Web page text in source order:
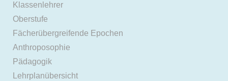
Klassenlehrer
Oberstufe
Fächerübergreifende Epochen
Anthroposophie
Pädagogik
Lehrplanübersicht